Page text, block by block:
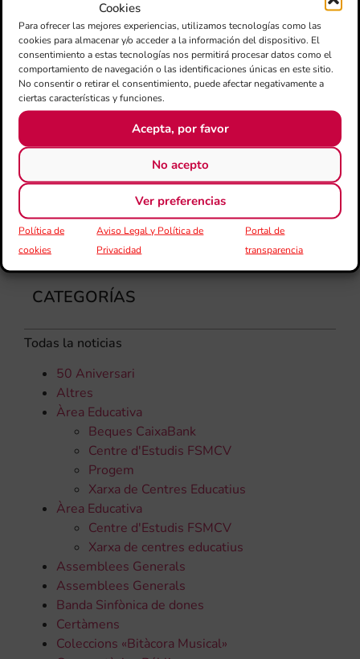
Cookies
Para ofrecer las mejores experiencias, utilizamos tecnologías como las
cookies para almacenar y/o acceder a la información del dispositivo. El
consentimiento a estas tecnologías nos permitirá procesar datos como el
comportamiento de navegación o las identificaciones únicas en este sitio.
No consentir o retirar el consentimiento, puede afectar negativamente a
ciertas características y funciones.
Acepta, por favor
No acepto
Ver preferencias
Política de
cookies
Aviso Legal y Política de
Privacidad
Portal de
transparencia
CATEGORÍAS
Todas la noticias
50 Aniversari
Altres
Àrea Educativa
Beques CaixaBank
Centre d'Estudis FSMCV
Progem
Xarxa de Centres Educatius
Àrea Educativa
Centre d'Estudis FSMCV
Xarxa de centres educatius
Assemblees Generals
Assemblees Generals
Banda Sinfònica de dones
Certàmens
Coleccions «Bitàcora Musical»